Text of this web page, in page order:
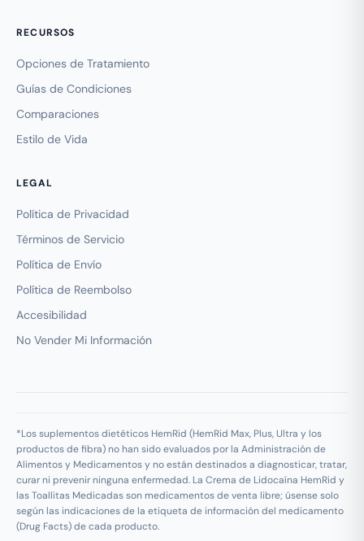
RECURSOS
Opciones de Tratamiento
Guías de Condiciones
Comparaciones
Estilo de Vida
LEGAL
Política de Privacidad
Términos de Servicio
Política de Envío
Política de Reembolso
Accesibilidad
No Vender Mi Información
*Los suplementos dietéticos HemRid (HemRid Max, Plus, Ultra y los
productos de fibra) no han sido evaluados por la Administración de
Alimentos y Medicamentos y no están destinados a diagnosticar, tratar,
curar ni prevenir ninguna enfermedad. La Crema de Lidocaína HemRid y
las Toallitas Medicadas son medicamentos de venta libre; úsense solo
según las indicaciones de la etiqueta de información del medicamento
(Drug Facts) de cada producto.